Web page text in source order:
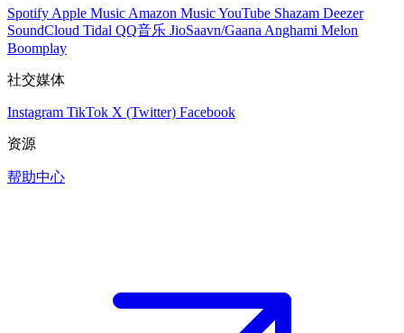
Spotify Apple Music Amazon MusicYouTube Shazam Deezer
SoundCloud Tidal QQ音乐 JioSaavn/Gaana Anghami Melon
Boomplay
社交媒体
Instagram TikTok X (Twitter) Facebook
资源
帮助中心